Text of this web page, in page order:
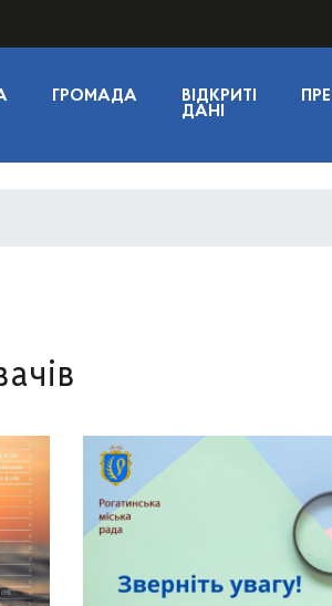
ГРОМАДА
ВІДКРИТІ
ДАНІ